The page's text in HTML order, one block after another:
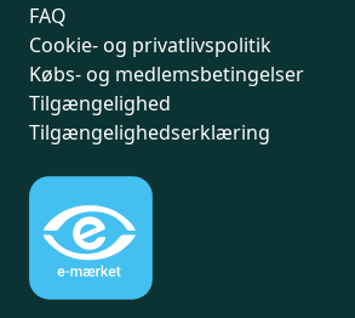
FAQ
Cookie- og privatlivspolitik
Købs- og medlemsbetingelser
Tilgængelighed
Tilgængelighedserklæring